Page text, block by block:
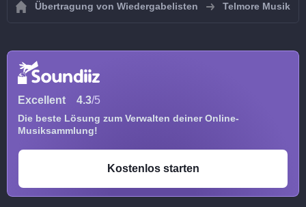
Übertragung von Wiedergabelisten Telmore Musik
Excellent 4.3/5
Die beste Lösung zum Verwalten deiner Online-
Musiksammlung!
Kostenlos starten